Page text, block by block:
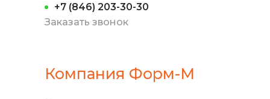
+7 (846) 203-30-30
Заказать звонок
Компания Форм-М